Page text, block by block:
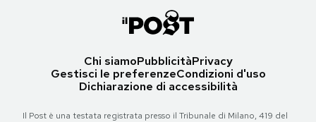
Chi siamoPubblicitàPrivacy
Gestisci le preferenzeCondizioni d'uso
Dichiarazione di accessibilità
Il Post è una testata registrata presso il Tribunale di Milano, 419 del